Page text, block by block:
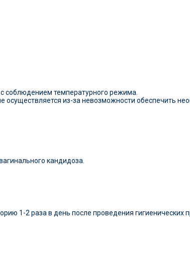
соблюдением температурного режима.
осуществляется из-за невозможности обеспечить
кандидоза.
1-2 раза в день после проведения гигиенических